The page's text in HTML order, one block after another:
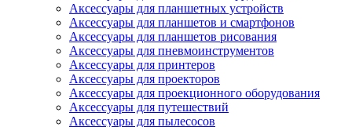
Аксессуары для планшетных устройств
Аксессуары для планшетов и смартфонов
Аксессуары для планшетов рисования
Аксессуары для пневмоинструментов
Аксессуары для принтеров
Аксессуары для проекторов
Аксессуары для проекционного оборудования
Аксессуары для путешествий
Аксессуары для пылесосов